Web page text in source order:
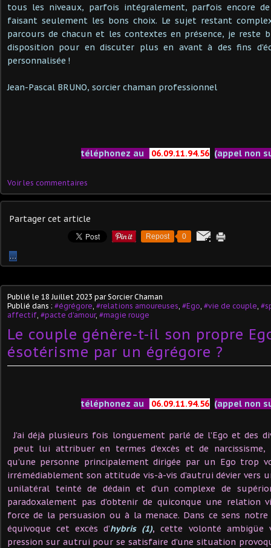
tous les niveaux, parfois intégralement, parfois encore
faisant seulement les bons choix. Le sujet restant
parcours de chacun et les contextes en présence, je reste
disposition pour en discuter plus en avant à des fins
personnalisée !
Jean-Pascal BRUNO, sorcier chaman professionnel
téléphonez au 06.09.11.94.56 (appel non
Voir les commentaires
Partager cet article
Repost 0
…
Publié le 18 Juillet 2023 par Sorcier Chaman
Publié dans : #égrégore #relations amoureuses #Ego #vie de couple
affectif #pacte d'amour, #magie rouge
Le couple génère-t-il son propre
ésotérisme par un égrégore ?
téléphonez au 06.09.11.94.56 (appel non
J’ai déjà plusieurs fois longuement parlé de l’Ego et des
peut lui attribuer en termes d’excès et de narcissisme,
qu’une personne principalement dirigée par un Ego trop
irrémédiablement son attitude vis-à-vis d’autrui dévier vers
unilatéral teinté de dédain et d’un complexe de
paradoxalement pas d’obtenir de quiconque une relation
force de la persuasion ou à la menace. Dans ce sens notre
équivoque cet excès d’hybris (1), cette volonté ambigüe
pression sur autrui pour se satisfaire d’une situation